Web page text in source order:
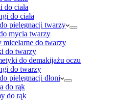
do ciała
do ciała
pielęgnacji twarzy
mycia twarzy
micelarne do twarzy
do twarzy
do demakijażu oczu
do twarzy
pielęgnacji dłoni
do rąk
do rąk